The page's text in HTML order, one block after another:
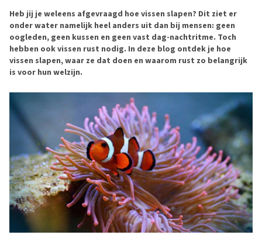
Heb jij je weleens afgevraagd hoe vissen slapen? Dit ziet er
onder water namelijk heel anders uit dan bij mensen: geen
oogleden, geen kussen en geen vast dag-nachtritme. Toch
hebben ook vissen rust nodig. In deze blog ontdek je hoe
vissen slapen, waar ze dat doen en waarom rust zo belangrijk
is voor hun welzijn.